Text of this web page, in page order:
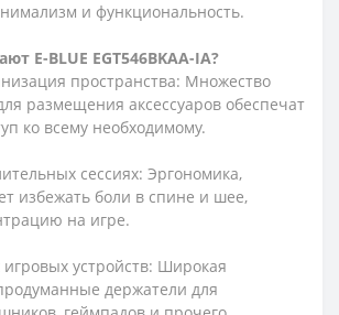
и функциональность.
E-BLUE EGT546BKAA-IA?
пространства: Множество
размещения аксессуаров обеспечат
ко всему необходимому.
сессиях: Эргономика,
избежать боли в спине и шее,
на игре.
устройств: Широкая
держатели для